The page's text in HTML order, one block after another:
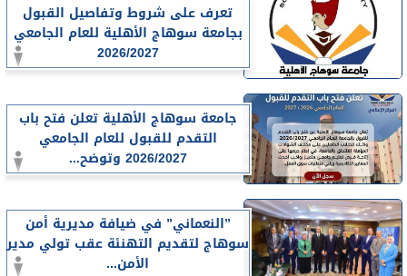
تعرف على شروط وتفاصيل القبول
بجامعة سوهاج الأهلية للعام الجامعي
2026/2027
جامعة سوهاج الأهلية تعلن فتح باب
التقدم للقبول للعام الجامعي
2026/2027 وتوضح...
”النعماني” في ضيافة مديرية أمن
سوهاج لتقديم التهنئة عقب تولي مدير
الأمن...